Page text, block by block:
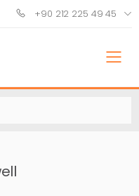
+90 212 225 49 45